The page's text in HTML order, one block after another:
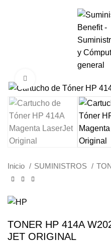
Inicio SUMINISTROS
TONER HP 414A
JET ORIGINAL